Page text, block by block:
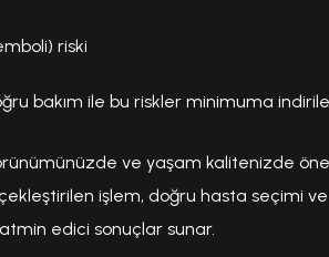
riski
bakım ile bu riskler minimuma
ve yaşam kalitenizde
işlem, doğru hasta seçimi
edici sonuçlar sunar.